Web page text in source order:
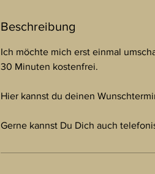
Beschreibung
Ich möchte mich erst einmal
30 Minuten kostenfrei.
Hier kannst du deinen
Gerne kannst Du Dich auch